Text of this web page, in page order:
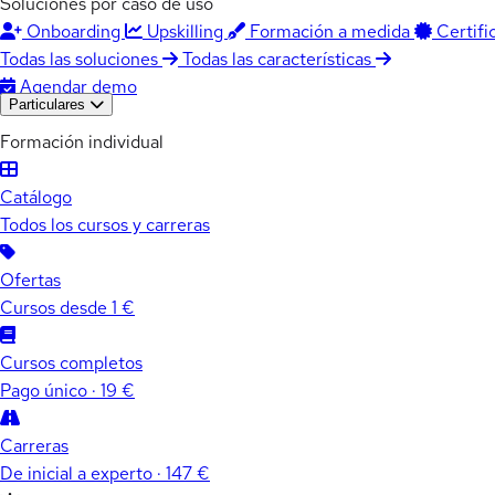
Onboarding
Upskilling Formación a medida
Todas las soluciones
Todas las características
Agendar demo
Particulares
Formación individual
Catálogo
Todos los cursos y carreras
Ofertas
Cursos desde 1 €
Cursos completos
Pago único · 19 €
Carreras
De inicial a experto · 147 €